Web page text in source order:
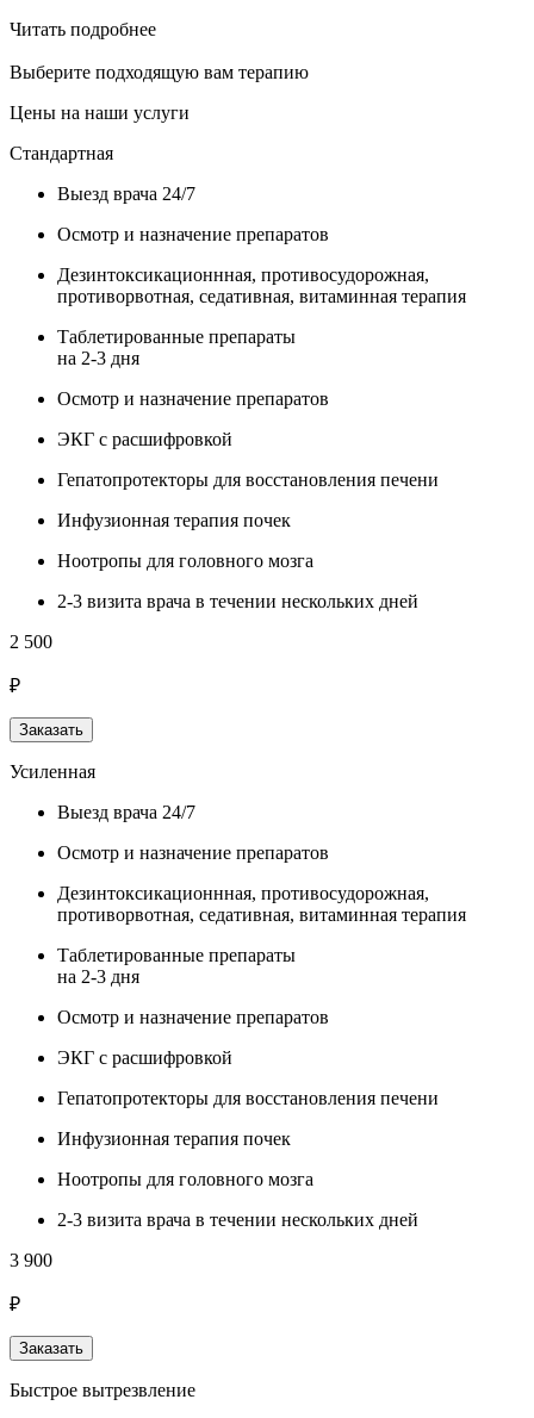
Читать подробнее
Выберите подходящую вам терапию
Цены на наши услуги
Стандартная
Выезд врача 24/7
Осмотр и назначение препаратов
Дезинтоксикационнная, противосудорожная,
противорвотная, седативная, витаминная терапия
Таблетированные препараты
на 2-3 дня
Осмотр и назначение препаратов
ЭКГ с расшифровкой
Гепатопротекторы для восстановления печени
Инфузионная терапия почек
Ноотропы для головного мозга
2-3 визита врача в течении нескольких дней
2 500
₽
Заказать
Усиленная
Выезд врача 24/7
Осмотр и назначение препаратов
Дезинтоксикационнная, противосудорожная,
противорвотная, седативная, витаминная терапия
Таблетированные препараты
на 2-3 дня
Осмотр и назначение препаратов
ЭКГ с расшифровкой
Гепатопротекторы для восстановления печени
Инфузионная терапия почек
Ноотропы для головного мозга
2-3 визита врача в течении нескольких дней
3 900
₽
Заказать
Быстрое вытрезвление